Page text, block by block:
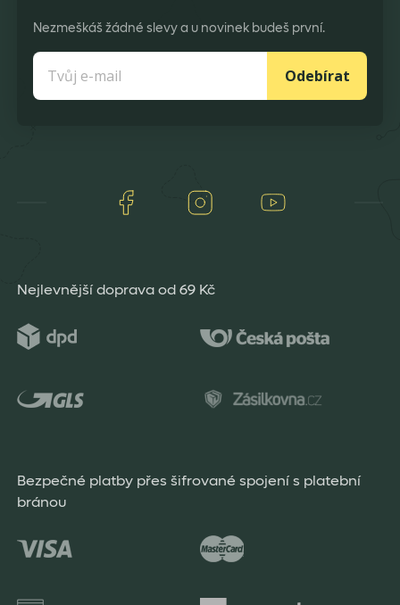
Nezmeškáš žádné slevy a u novinek budeš první.
Odebírat
Facebook Instagram
Nejlevnější doprava od 69 Kč
Bezpečné platby přes šifrované spojení s platební
bránou